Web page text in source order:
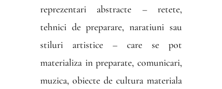
reprezentari abstracte – retete,
tehnici de preparare, naratiuni sau
stiluri artistice – care se pot
materializa in preparate, comunicari,
muzica, obiecte de cultura materiala